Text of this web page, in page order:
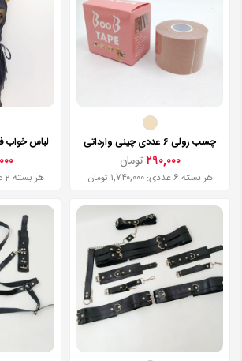
چسب رولی 6 عددی چینی وارداتی
۲۹۰,۰۰۰تومان
هر بسته 6 عددی: ۱,۷۴۰,۰۰۰ تومان
لباس خواب
هر بسته 2 عددی: ۱,۷۲۸,۰۰۰ تومان